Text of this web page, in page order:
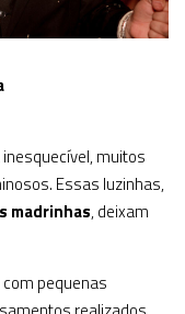
muitos
Essas luzinhas,
madrinhas, deixam
pequenas